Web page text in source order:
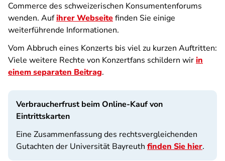
Commerce des schweizerischen Konsumentenforums
wenden. Aufihrer Webseitefinden Sie einige
weiterführende Informationen.
Vom Abbruch eines Konzerts bis viel zu kurzen Auftritten:
Viele weitere Rechte von Konzertfans schildern wirin
einem separaten Beitrag.
Verbraucherfrust beim Online-Kauf von
Eintrittskarten
Eine Zusammenfassung des rechtsvergleichenden
Gutachten der Universität Bayreuth finden Sie hier.